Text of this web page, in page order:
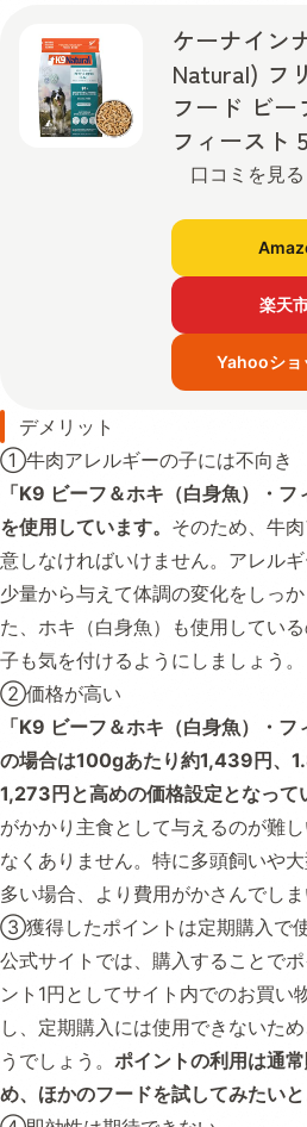
ケーナイン
Natural) フ
フード ビー
フィースト
口コミを見る
楽天
Yahooショ
デメリット
①牛肉アレルギーの子には不向き
「K9 ビーフ＆ホキ（白身魚）・
を使用しています。 そのため、牛
意しなければいけません。アレルギ
少量から与えて体調の変化をしっ
た、ホキ（白身魚）も使用してい
子も気を付けるようにしましょう。
②価格が高い
「K9 ビーフ＆ホキ（白身魚）・
の場合は100gあたり約1,439円、
1,273円と高めの価格設定となって
がかかり主食として与えるのが難
なくありません。特に多頭飼いや
多い場合、より費用がかさんでしま
③獲得したポイントは定期購入で
公式サイトでは、購入することで
ント1円としてサイト内でのお買い
し、定期購入には使用できないた
うでしょう。 ポイントの利用は通
め、ほかのフードを試してみたいと